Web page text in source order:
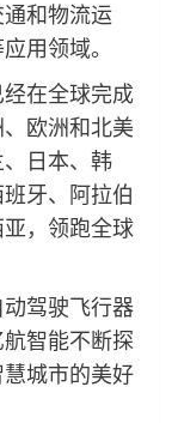
和物流运
用领域。
在全球完成
欧洲和北美
日本、韩
牙、阿拉伯
，领跑全球
驾驶飞行器
智能不断探
城市的美好